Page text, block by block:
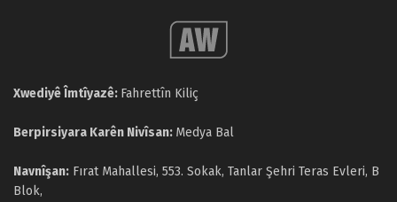
Xwediyê Îmtîyazê: Fahrettîn Kiliç
Berpirsiyara Karên Nivîsan: Medya Bal
Navnîşan: Fırat Mahallesi, 553. Sokak, Tanlar Şehri Teras Evleri, B
Blok,